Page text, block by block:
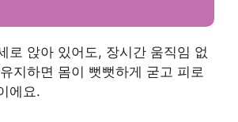
로 앉아 있어도, 장시간 움직임 없
지하면 몸이 뻣뻣하게 굳고 피로
에요.